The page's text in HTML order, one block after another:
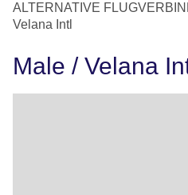
ALTERNATIVE
Velana Intl
Male / Velana